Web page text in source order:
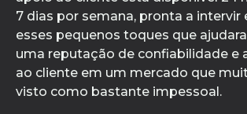
7 dias por semana, pronta a intervir
esses pequenos toques que
uma reputação de confiabilidade e
ao cliente em um mercado que
visto como bastante impessoal.